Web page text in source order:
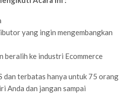
yang ingin mengembangkan
beralih ke industri Ecommerce
dan terbatas hanya untuk 75 orang
Anda dan jangan sampai